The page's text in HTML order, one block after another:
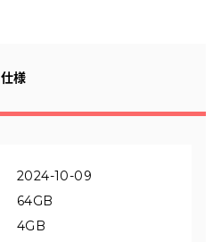
仕様
2024-10-09
64GB
4GB